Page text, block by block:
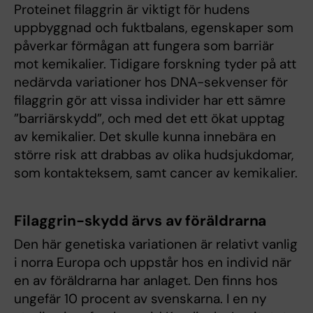
Proteinet filaggrin är viktigt för hudens
uppbyggnad och fuktbalans, egenskaper som
påverkar förmågan att fungera som barriär
mot kemikalier. Tidigare forskning tyder på att
nedärvda variationer hos DNA-sekvenser för
filaggrin gör att vissa individer har ett sämre
”barriärskydd”, och med det ett ökat upptag
av kemikalier. Det skulle kunna innebära en
större risk att drabbas av olika hudsjukdomar,
som kontakteksem, samt cancer av kemikalier.
Filaggrin-skydd ärvs av föräldrarna
Den här genetiska variationen är relativt vanlig
i norra Europa och uppstår hos en individ när
en av föräldrarna har anlaget. Den finns hos
ungefär 10 procent av svenskarna. I en ny